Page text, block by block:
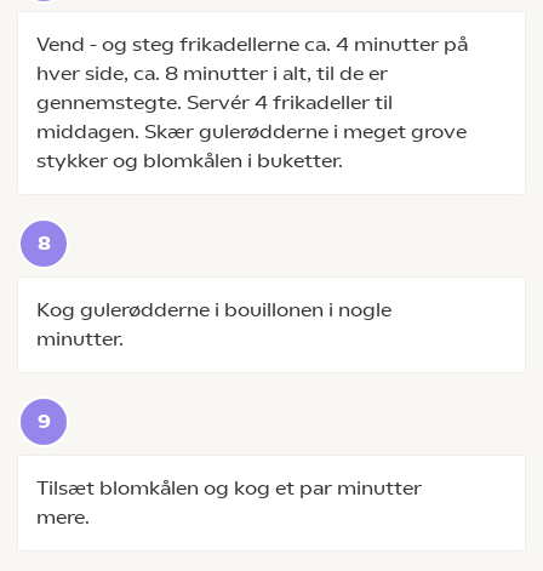
Vend - og steg frikadellerne ca. 4 minutter på
hver side, ca. 8 minutter i alt, til de er
gennemstegte. Servér 4 frikadeller til
middagen. Skær gulerødderne i meget grove
stykker og blomkålen i buketter.
Kog gulerødderne i bouillonen i nogle
minutter.
Tilsæt blomkålen og kog et par minutter
mere.